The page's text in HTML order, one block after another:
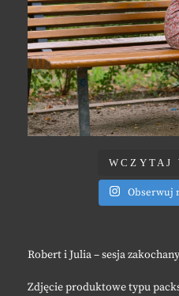
WCZYTAJ
Obserwuj
Robert i Julia – sesja
Zdjęcie produktowe typu